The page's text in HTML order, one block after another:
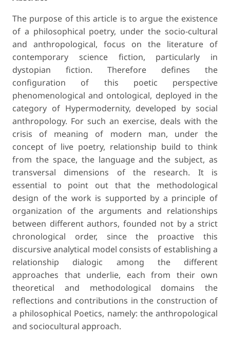
The purpose of this article is to argue the existence
of a philosophical poetry, under the socio-cultural
and anthropological, focus on the literature of
contemporary science fiction, particularly in
dystopian fiction. Therefore defines the
configuration of this poetic perspective
phenomenological and ontological, deployed in the
category of Hypermodernity, developed by social
anthropology. For such an exercise, deals with the
crisis of meaning of modern man, under the
concept of live poetry, relationship build to think
from the space, the language and the subject, as
transversal dimensions of the research. It is
essential to point out that the methodological
design of the work is supported by a principle of
organization of the arguments and relationships
between different authors, founded not by a strict
chronological order, since the proactive this
discursive analytical model consists of establishing a
relationship dialogic among the different
approaches that underlie, each from their own
theoretical and methodological domains the
reflections and contributions in the construction of
a philosophical Poetics, namely: the anthropological
and sociocultural approach.